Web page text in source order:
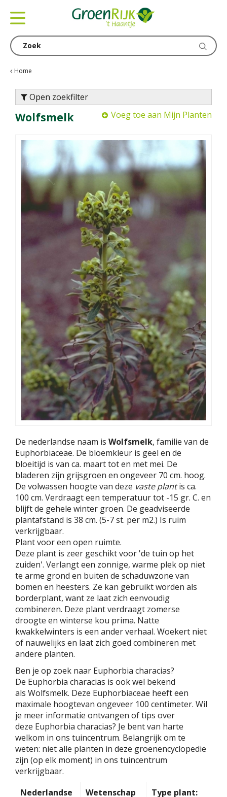
Home
Open zoekfilter
Wolfsmelk Voeg toe aan Mijn Planten
De nederlandse naam is Wolfsmelk, familie van de
Euphorbiaceae. De bloemkleur is geel en de
bloeitijd is van ca. maart tot en met mei. De
bladeren zijn grijsgroen en ongeveer 70 cm. hoog.
De volwassen hoogte van deze vaste plantis ca.
100 cm. Verdraagt een temperatuur tot -15 gr. C. en
blijft de gehele winter groen. De geadviseerde
plantafstand is 38 cm. (5-7 st. per m2.) Is ruim
verkrijgbaar.
Plant voor een open ruimte.
Deze plant is zeer geschikt voor 'de tuin op het
zuiden'. Verlangt een zonnige, warme plek op niet
te arme grond en buiten de schaduwzone van
bomen en heesters. Ze kan gebruikt worden als
borderplant, want ze laat zich eenvoudig
combineren. Deze plant verdraagt zomerse
droogte en winterse kou prima. Natte
kwakkelwinters is een ander verhaal. Woekert niet
of nauwelijks en laat zich goed combineren met
andere planten.
Ben je op zoek naar Euphorbia characias?
De Euphorbia characias is ook wel bekend
als Wolfsmelk. Deze Euphorbiaceae heeft een
maximale hoogtevan ongeveer 100 centimeter. Wil
je meer informatie ontvangen of tips over
deze Euphorbia characias? Je bent van harte
welkom in ons tuincentrum. Belangrijk om te
weten: niet alle planten in deze groenencyclopedie
zijn (op elk moment) in ons tuincentrum
verkrijgbaar.
Nederlandse
Wetenschap
Type plant: